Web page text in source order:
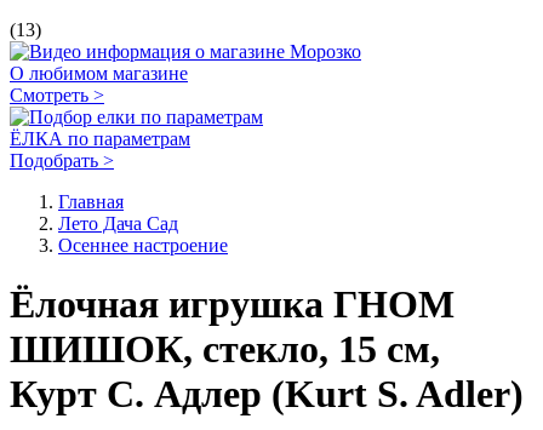
(13)
О любимом магазине
Смотреть >
ЁЛКА по параметрам
Подобрать >
Главная
Лето Дача Сад
Осеннее настроение
Ёлочная игрушка ГНОМ
ШИШОК, стекло, 15 см,
Курт С. Адлер (Kurt S. Adler)